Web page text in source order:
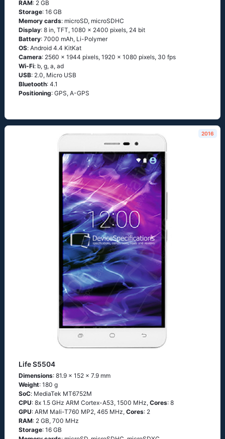
RAM: 2 GB
Storage: 16 GB
Memory cards: microSD, microSDHC
Display: 8 in, TFT, 1080 x 2400 pixels, 24 bit
Battery: 7000 mAh, Li-Polymer
OS: Аndrоid 4.4 ΚitΚаt
Camera: 2560 x 1944 pixels, 1920 x 1080 pixels, 30 fps
Wi-Fi: b, g, а, аd
USB: 2.0, Micro USB
Bluetooth: 4.1
Positioning: GРS, А-GРS
2016
Life S5504
Dimensions: 81.9 x 152 x 7.9 mm
Weight: 180 g
SoC: МеdiаТеk МТ6752М
CPU: 8х 1.5 GНz АRМ Соrtех-А53, 1500 MHz, Cores: 8
GPU: ARM Mali-T760 MP2, 465 MHz, Cores: 2
RAM: 2 GB, 700 MHz
Storage: 16 GB